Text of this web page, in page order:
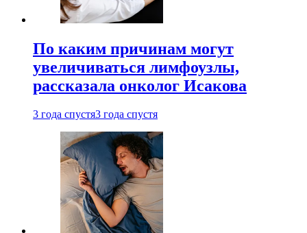
По каким причинам могут
увеличиваться лимфоузлы,
рассказала онколог Исакова
3 года спустя3 года спустя